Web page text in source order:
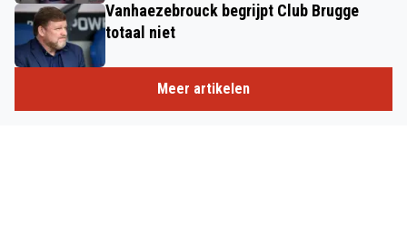
Vanhaezebrouck begrijpt Club Brugge
totaal niet
Meer artikelen